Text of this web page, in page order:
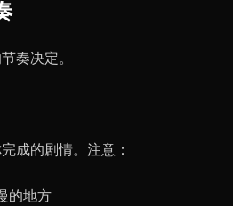
奏决定。
成的剧情。注意：
的地方